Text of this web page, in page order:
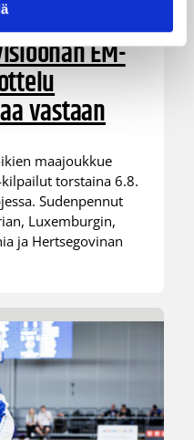
EM-
vastaan
maajoukkue
torstaina 6.8.
Sudenpennut
Luxemburgin,
ja Hertsegovinan